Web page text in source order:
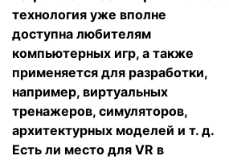
технология уже вполне
доступна любителям
компьютерных игр, а также
применяется для разработки,
например, виртуальных
тренажеров, симуляторов,
архитектурных моделей и т. д.
Есть ли место для VR в